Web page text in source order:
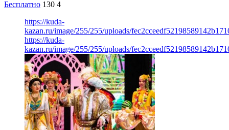
Бесплатно 130 4
https://kuda-
kazan.ru/image/255/255/uploads/
https://kuda-
kazan.ru/image/255/255/uploads/